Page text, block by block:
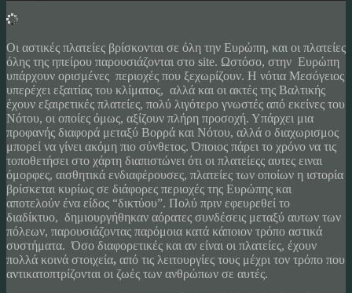
Οι αστικές πλατείες βρίσκονται σε όλη την Ευρώπη, και οι πλατείες
όλης της ηπείρου παρουσιάζονται στο site. Ωστόσο, στην Ευρώπη
υπάρχουν ορισμένες περιοχές που ξεχωρίζουν. Η νότια Μεσόγειος
υπερέχει εξαιτίας του κλίματος, αλλά και οι ακτές της Βαλτικής
έχουν εξαιρετικές πλατείες, πολύ λιγότερο γνωστές από εκείνες του
Νότου, οι οποίες όμως, αξίζουν πλήρη προσοχή. Υπάρχει μια
προφανής διαφορά μεταξύ Βορρά και Νότου, αλλά ο διαχωρισμος
μπορεί να γίνει ακόμη πιο σύνθετος. Όποιος πάρει το χρόνο να τις
τοποθετήσει στο χάρτη διαπιστώνει ότι οι πλατείεςς αυτες ειναι
όμορφες, αισθητικά ενδιαφέρουσες, πλατείες των οποίων η ιστορία
βρίσκεται κυρίως σε διάφορες περιοχές της Ευρώπης και
αποτελούν ένα είδος “δικτύου”. Πολύ πριν εφευρεθεί το
διαδίκτυο, δημιουργήθηκαν αόρατες συνδέσεις μεταξύ αυτων των
πόλεων, παρουσιάζοντας παρόμοια κατά κάποιον τρόπο αστικά
συστήματα. Όσο διαφορετικές και αν είναι οι πλατείες, έχουν
πολλά κοινά στοιχεία, από τις λειτουργίες τους μέχρι τον τρόπο που
αντικατοπτρίζονται οι ζωές των ανθρώπων σε αυτές.